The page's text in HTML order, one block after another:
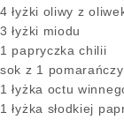
4 łyżki oliwy z
3 łyżki miodu
1 papryczka chilii
sok z 1 pomarańczy
1 łyżka octu
1 łyżka słodkiej